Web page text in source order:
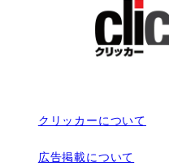
クリッカーについて
広告掲載について